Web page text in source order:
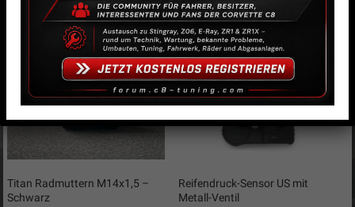
Titan Radmuttern M14x1,5 –
Schwarz
Reifendruck-Sensor US mit
Metall-Ventil